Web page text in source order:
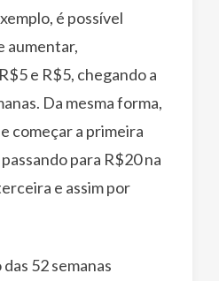
é possível
aumentar,
e R$5, chegando a
Da mesma forma,
começar a primeira
para R$20 na
e assim por
52 semanas